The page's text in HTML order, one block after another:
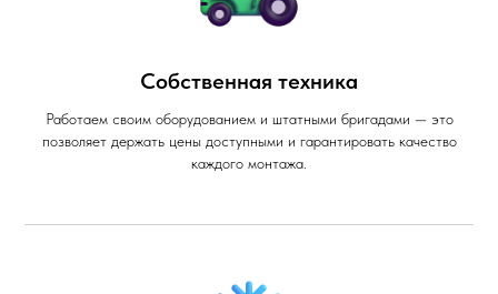
Собственная техника
Работаем своим оборудованием и штатными бригадами — это
позволяет держать цены доступными и гарантировать качество
каждого монтажа.